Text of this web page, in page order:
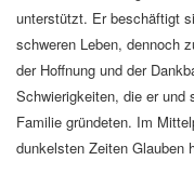
unterstützt. Er beschäftigt
schweren Leben, dennoch
der Hoffnung und der
Schwierigkeiten, die er und
Familie gründeten. Im
dunkelsten Zeiten Glauben